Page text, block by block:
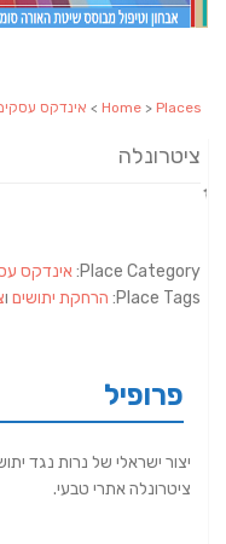
Home > Places
> אינדקס
ציטרונלה
Place Category: אינדקס
Place Tags: הרחקת יתושים ו
פרופיל
יצור ישראלי של נרות נגד
ציטרונלה אתרי טבעי.